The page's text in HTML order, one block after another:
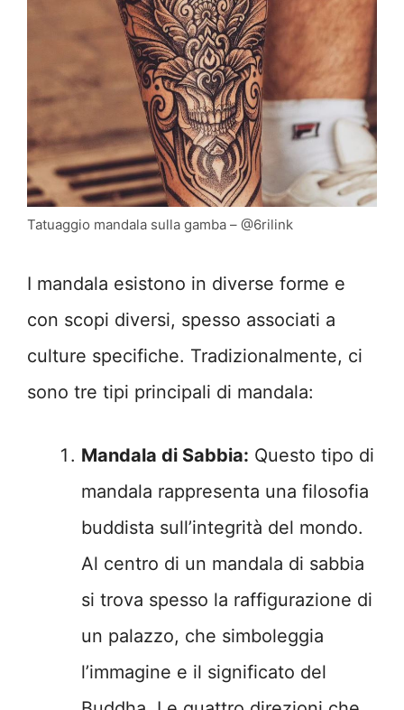
Tatuaggio mandala sulla gamba – @6rilink
I mandala esistono in diverse forme e
con scopi diversi, spesso associati a
culture specifiche. Tradizionalmente, ci
sono tre tipi principali di mandala:
Mandala di Sabbia: Questo tipo di
mandala rappresenta una filosofia
buddista sull’integrità del mondo.
Al centro di un mandala di sabbia
si trova spesso la raffigurazione di
un palazzo, che simboleggia
l’immagine e il significato del